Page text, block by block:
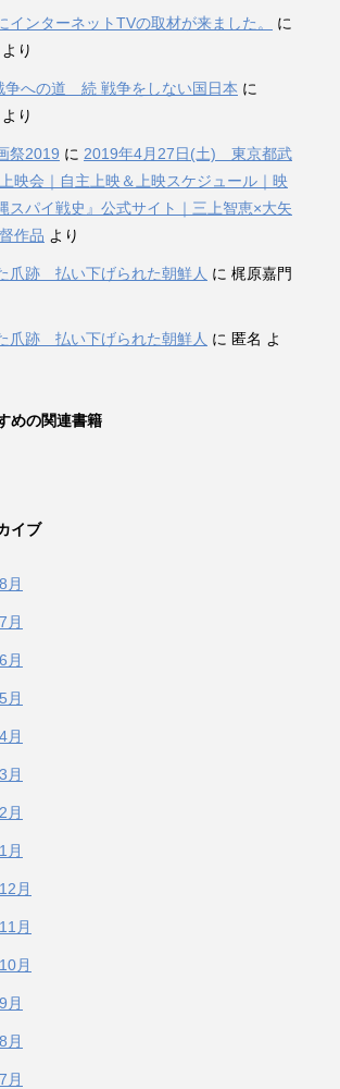
インターネットTVの取材が来ました。
に
り
争への道 続 戦争をしない国日本 に
り
祭2019 に 2019年4月27日(土) 東京都武
映会｜自主上映＆上映スケジュール｜映
スパイ戦史』公式サイト｜三上智恵×大矢
作品 より
爪跡 払い下げられた朝鮮人 に 梶原嘉門
爪跡 払い下げられた朝鮮人 に 匿名 よ
めの関連書籍
イブ
月
月
月
月
月
月
月
月
月
月
月
月
月
月